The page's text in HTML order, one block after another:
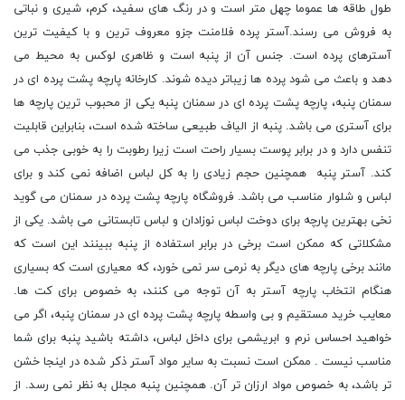
طول طاقه ها عموما چهل متر است و در رنگ های سفید، کرم، شیری و نباتی
به فروش می رسند.آستر پرده فلامنت جزو معروف ترین و با کیفیت ترین
آسترهای پرده است. جنس آن از پنبه است و ظاهری لوکس به محیط می
دهد و باعث می شود پرده ها زیباتر دیده شوند. کارخانه پارچه پشت پرده ای در
سمنان پنبه، پارچه پشت پرده ای در سمنان پنبه یکی از محبوب ترین پارچه ها
برای آستری می باشد. پنبه از الیاف طبیعی ساخته شده است، بنابراین قابلیت
تنفس دارد و در برابر پوست بسیار راحت است زیرا رطوبت را به خوبی جذب می
کند. آستر پنبه همچنین حجم زیادی را به کل لباس اضافه نمی کند و برای
لباس و شلوار مناسب می باشد. فروشگاه پارچه پشت پرده در سمنان می گوید
نخی بهترین پارچه برای دوخت لباس نوزادان و لباس تابستانی می باشد. یکی از
مشکلاتی که ممکن است برخی در برابر استفاده از پنبه ببینند این است که
مانند برخی پارچه های دیگر به نرمی سر نمی خورد، که معیاری است که بسیاری
هنگام انتخاب پارچه آستر به آن توجه می کنند، به خصوص برای کت ها.
معایب خرید مستقیم و بی واسطه پارچه پشت پرده ای در سمنان پنبه، اگر می
خواهید احساس نرم و ابریشمی برای داخل لباس، داشته باشید پنبه برای شما
مناسب نیست . ممکن است نسبت به سایر مواد آستر ذکر شده در اینجا خشن
تر باشد، به خصوص مواد ارزان تر آن. همچنین پنبه مجلل به نظر نمی رسد. از